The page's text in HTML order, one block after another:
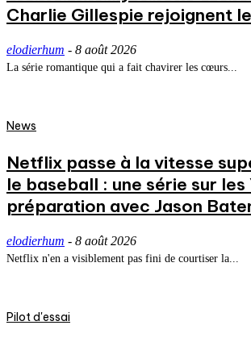
Charlie Gillespie rejoignent
elodierhum - 8 août 2026
La série romantique qui a fait chavirer les cœurs...
News
Netflix passe à la vitesse
le baseball : une série sur les
préparation avec Jason
elodierhum - 8 août 2026
Netflix n'en a visiblement pas fini de courtiser la...
Pilot d'essai